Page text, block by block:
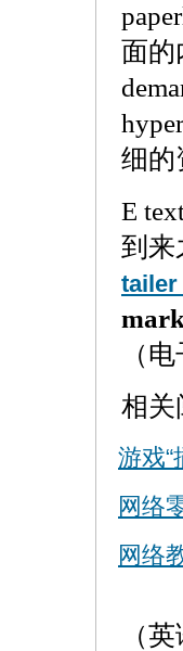
面
细的
E
到来
tailer
（
相关
游戏“
网络
网络
（